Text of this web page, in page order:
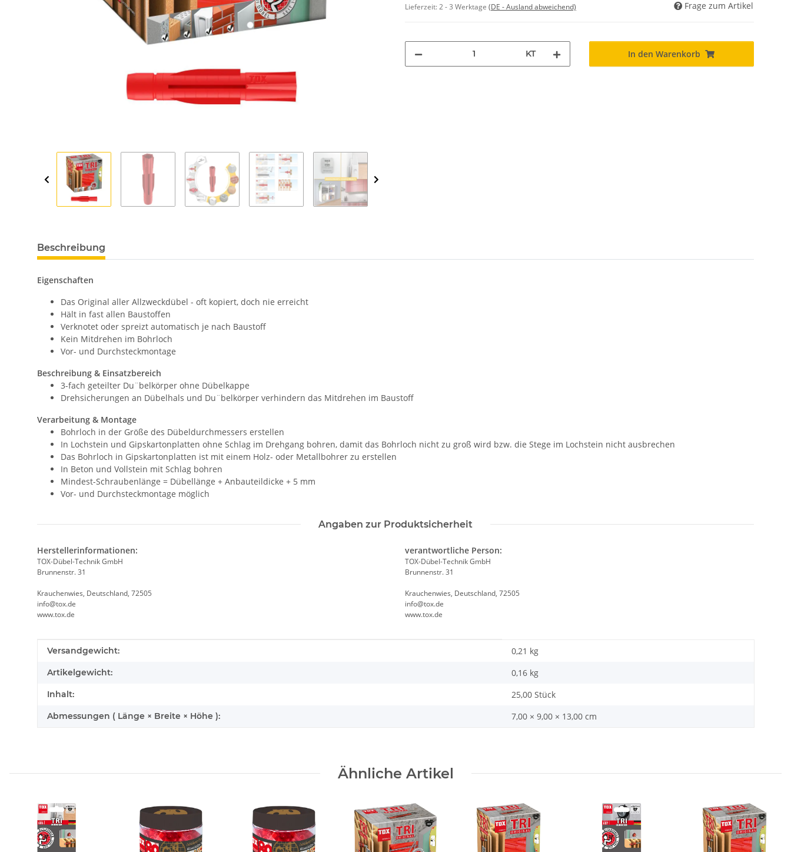
Lieferzeit:2 - 3 Werktage (DE - Ausland abweichend) Frage zum Artikel
KT In den Warenkorb
Beschreibung
Eigenschaften
Das Original aller Allzweckdübel - oft kopiert, doch nie erreicht
Hält in fast allen Baustoffen
Verknotet oder spreizt automatisch je nach Baustoff
Kein Mitdrehen im Bohrloch
Vor- und Durchsteckmontage
Beschreibung & Einsatzbereich
3-fach geteilter Du¨belkörper ohne Dübelkappe
Drehsicherungen an Dübelhals und Du¨belkörper verhindern das Mitdrehen im Baustoff
Verarbeitung & Montage
Bohrloch in der Größe des Dübeldurchmessers erstellen
In Lochstein und Gipskartonplatten ohne Schlag im Drehgang bohren, damit das Bohrloch nicht zu groß wird bzw. die Stege im Lochstein nicht ausbrechen
Das Bohrloch in Gipskartonplatten ist mit einem Holz- oder Metallbohrer zu erstellen
In Beton und Vollstein mit Schlag bohren
Mindest-Schraubenlänge = Dübellänge + Anbauteildicke + 5 mm
Vor- und Durchsteckmontage möglich
Angaben zur Produktsicherheit
Herstellerinformationen:
TOX-Dübel-Technik GmbH
Brunnenstr. 31
Krauchenwies, Deutschland, 72505
info@tox.de
www.tox.de
verantwortliche Person:
TOX-Dübel-Technik GmbH
Brunnenstr. 31
Krauchenwies, Deutschland, 72505
info@tox.de
www.tox.de
Produkteigenschaft
Wert
Versandgewicht: 0,21 kg
Artikelgewicht: 0,16 kg
Inhalt: 25,00 Stück
Abmessungen ( Länge × Breite × Höhe ): 7,00 × 9,00 × 13,00 cm
Ähnliche Artikel